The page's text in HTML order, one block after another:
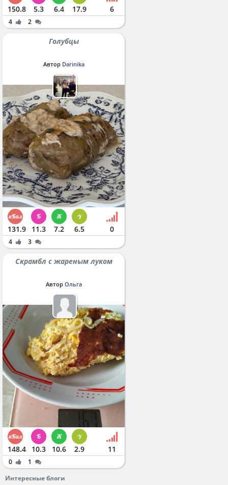
150.8 5.3 6.4 17.9 6
4 2
Голубцы
Автор Darinika
131.9 11.3 7.2 6.5 0
4 3
Скрамбл с жареным луком
Автор Ольга
148.4 10.3 10.6 2.9 11
0
1
Интересные блоги